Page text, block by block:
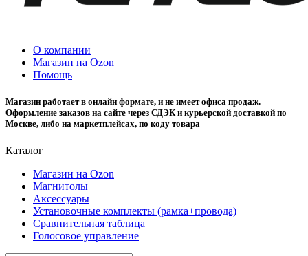
О компании
Магазин на Ozon
Помощь
Магазин работает в онлайн формате, и не имеет офиса продаж.
Оформление заказов на сайте через СДЭК и курьерской доставкой по
Москве, либо на маркетплейсах, по коду товара
Каталог
Магазин на Ozon
Магнитолы
Аксессуары
Установочные комплекты (рамка+провода)
Сравнительная таблица
Голосовое управление